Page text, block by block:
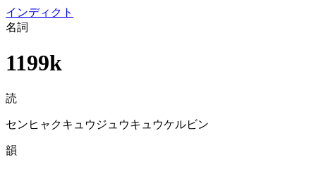
インディクト
名詞
1199k
読
センヒャクキュウジュウキュウケルビン
韻